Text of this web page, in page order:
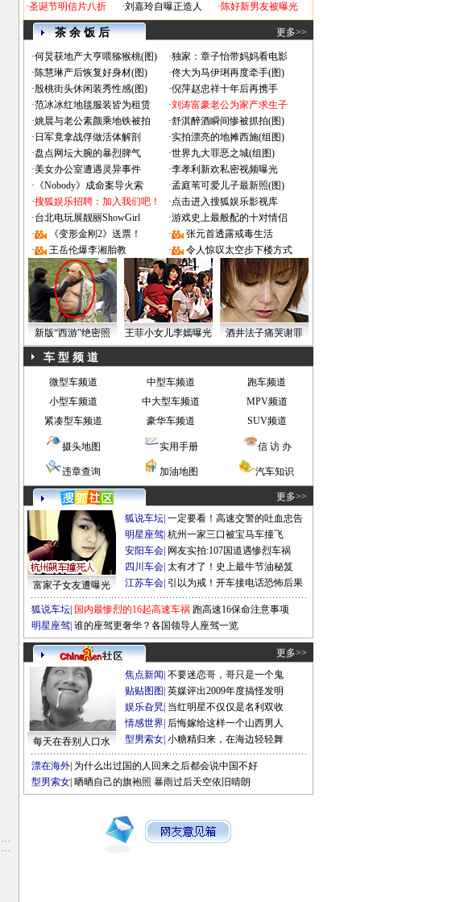
·圣诞节明信片八折
·刘嘉玲自曝正造人
·陈好新男友被曝光
茶 余 饭 后 更多>>
·何炅获地产大亨喂猕猴桃(图) ·独家：章子怡带妈妈看电影
·陈慧琳产后恢复好身材(图) ·佟大为马伊琍再度牵手(图)
·殷桃街头休闲装秀性感(图) ·倪萍赵忠祥十年后再携手
·范冰冰红地毯服装皆为租赁 ·刘涛富豪老公为家产求生子
·姚晨与老公素颜乘地铁被拍 ·舒淇醉酒瞬间惨被抓拍(图)
· 日军竟拿战俘做活体解剖 ·实拍漂亮的地摊西施(组图)
·盘点网坛大腕的暴烈脾气 ·世界九大罪恶之城(组图)
·美女办公室遭遇灵异事件 ·李孝利新欢私密视频曝光
· 《Nobody》成命案导火索 ·孟庭苇可爱儿子最新照(图)
·搜狐娱乐招聘：加入我们吧！ ·点击进入搜狐娱乐影视库
·台北电玩展靓丽ShowGirl ·游戏史上最般配的十对情侣
·
《变形金刚2》送票！ ·
张元首透露戒毒生活
·
王岳伦爆李湘胎教 · 令人惊叹太空步下楼方式
新版“西游”绝密照 王菲小女儿李嫣曝光 酒井法子痛哭谢罪
车 型 频 道
微型车频道 中型车频道
跑车频道
小型车频道
中大型车频道
MPV频道
紧凑型车频道
豪华车频道 SUV频道
摄头地图 实用手册 信 访 办
违章查询 加油地图 汽车知识
更多>>
富家子女友遭曝光
狐说车坛 一定要看！高速交警的吐血忠告
明星座驾 杭州一家三口被宝马车撞飞
安阳车会 网友实拍:107国道遇惨烈车祸
四川车会 太有才了！史上最牛节油秘笈
江苏车会 引以为戒！开车接电话恐怖后果
狐说车坛 国内最惨烈的16起高速车祸 跑高速16保命注意事项
明星座驾 谁的座驾更奢华？各国领导人座驾一览
更多>>
每天在吞别人口水
焦点新闻 不要迷恋哥，哥只是一个鬼
贴贴图图 英媒评出2009年度搞怪发明
娱乐旮旯 当红明星不仅仅是名利双收
情感世界 后悔嫁给这样一个山西男人
型男索女 小糖精归来，在海边轻轻舞
漂在海外 为什么出过国的人回来之后都会说中国不好
型男索女 晒晒自己的旗袍照 暴雨过后天空依旧晴朗